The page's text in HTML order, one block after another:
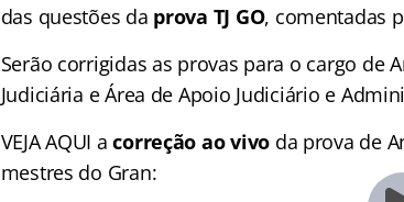
das questões da prova TJ GO, comentadas
Serão corrigidas as provas para o cargo de
Judiciária e Área de Apoio Judiciário e
VEJA AQUI acorreção ao vivo da prova de
mestres do Gran: